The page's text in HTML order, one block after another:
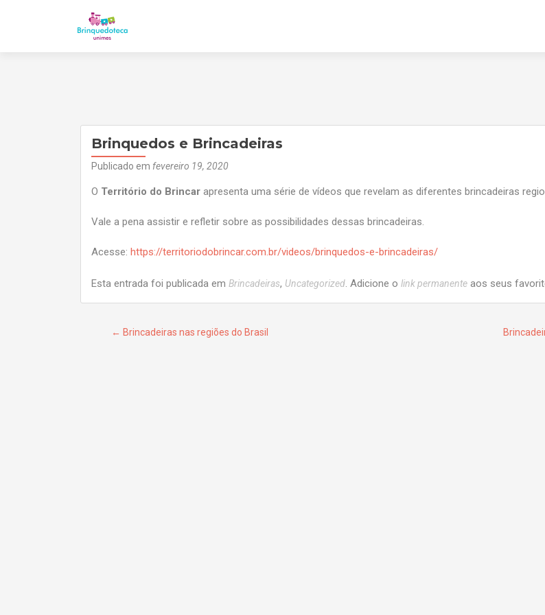
Brinquedos e Brincadeiras
Publicado em fevereiro 19, 2020
O Território do Brincar apresenta uma série de vídeos que revelam as diferentes brincadeiras
Vale a pena assistir e refletir sobre as possibilidades dessas brincadeiras.
Acesse: https://territoriodobrincar.com.br/videos/brinquedos-e-brincadeiras/
Esta entrada foi publicada em Brincadeiras, Uncategorized. Adicione o link permanente aos seus
Navegação de Post
← Brincadeiras nas regiões do Brasil